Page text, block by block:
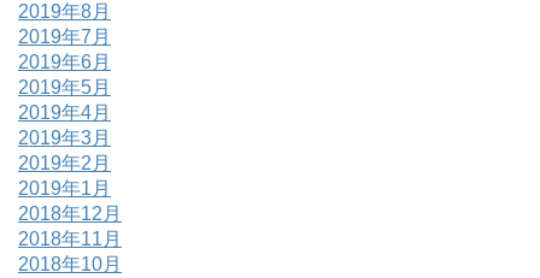
2019年8月
2019年7月
2019年6月
2019年5月
2019年4月
2019年3月
2019年2月
2019年1月
2018年12月
2018年11月
2018年10月